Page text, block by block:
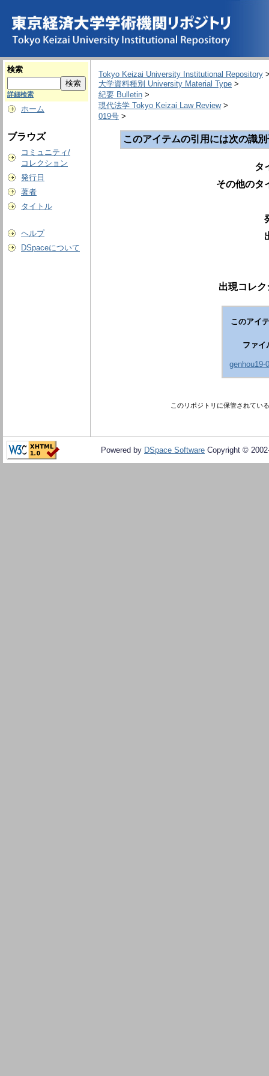
検索
詳細検索
ホーム
ブラウズ
コミュニティ/
コレクション
発行日
著者
タイトル
ヘルプ
DSpaceについて
Tokyo Keizai University Institutional Repository
大学資料種別 University Material Type >
紀要 Bulletin >
現代法学 Tokyo Keizai Law Review>
019号 >
このアイテムの引用には次の識
タ
その他のタ
出現コレ
このアイ
ファイ
genhou19-
このリポジトリに保管されてい
Powered by DSpace Software Copyright ©